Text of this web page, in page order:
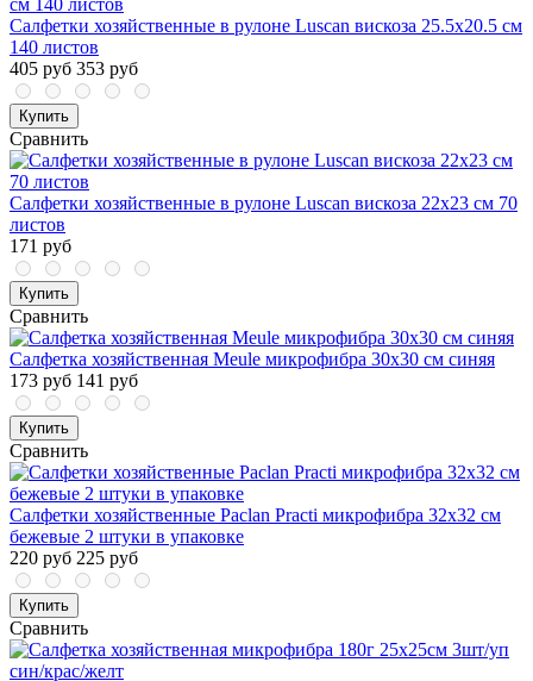
Салфетки хозяйственные в рулоне Luscan вискоза 25.5x20.5 см
140 листов
405 руб 353 руб
Купить
Сравнить
Салфетки хозяйственные в рулоне Luscan вискоза 22x23 см 70
листов
171 руб
Купить
Сравнить
Салфетка хозяйственная Meule микрофибра 30x30 см синяя
173 руб 141 руб
Купить
Сравнить
Салфетки хозяйственные Paclan Practi микрофибра 32x32 см
бежевые 2 штуки в упаковке
220 руб 225 руб
Купить
Сравнить